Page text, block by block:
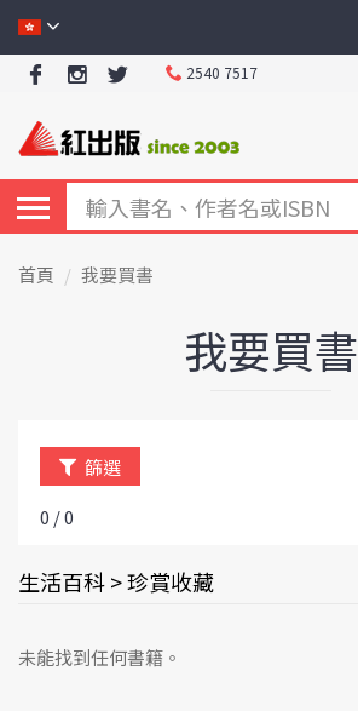
2540 7517
首頁 我要買書
我要買書
篩選
0 / 0
生活百科 > 珍賞收藏
未能找到任何書籍。